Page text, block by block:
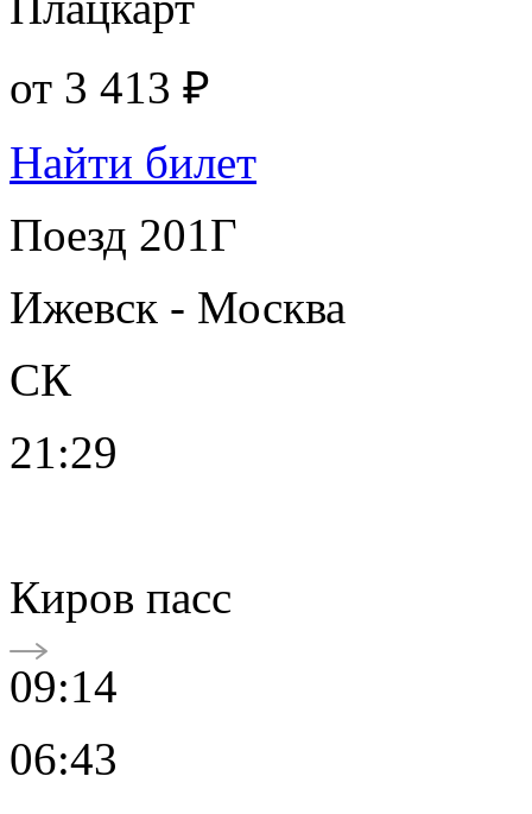
от 3 413 ₽
Найти билет
Поезд 201Г
Ижевск - Москва
СК
21:29
Киров пасс
09:14
06:43